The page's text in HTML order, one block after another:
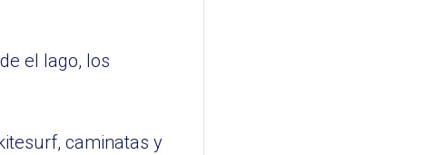
el lago, los
caminatas y